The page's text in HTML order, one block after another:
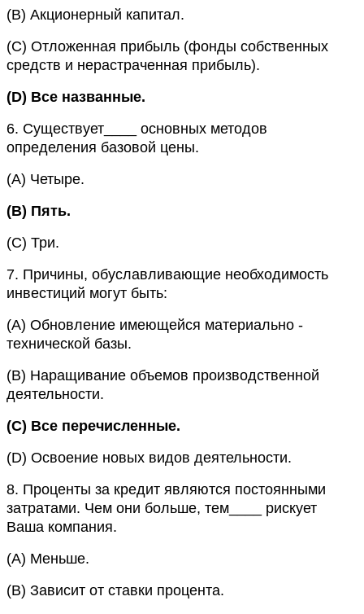
(B) Акционерный капитал.
(C) Отложенная прибыль (фонды собственных
средств и нерастраченная прибыль).
(D) Все названные.
6. Существует____ основных методов
определения базовой цены.
(A) Четыре.
(B) Пять.
(C) Три.
7. Причины, обуславливающие необходимость
инвестиций могут быть:
(A) Обновление имеющейся материально -
технической базы.
(B) Наращивание объемов производственной
деятельности.
(C) Все перечисленные.
(D) Освоение новых видов деятельности.
8. Проценты за кредит являются постоянными
затратами. Чем они больше, тем____ рискует
Ваша компания.
(A) Меньше.
(B) Зависит от ставки процента.